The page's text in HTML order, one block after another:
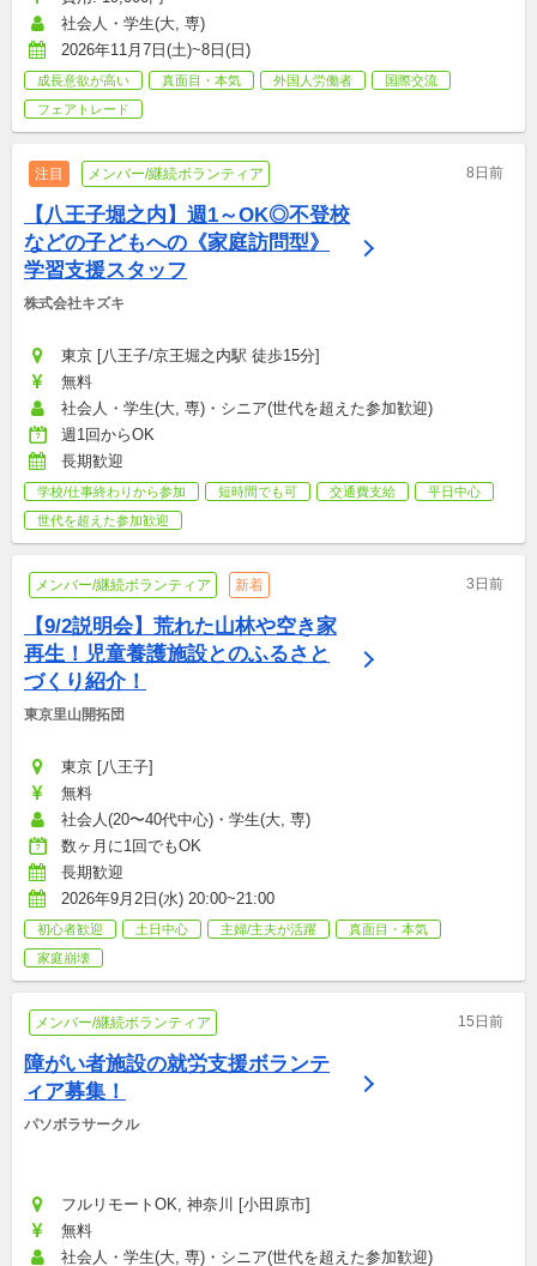
社会人・学生(大, 専)
2026年11月7日(土)~8日(日)
成長意欲が高い 真面目・本気 外国人労働者
国際交流
フェアトレード
注目 メンバー/継続ボランティア 8日前
【八王子堀之内】週1～OK◎不登校
などの子どもへの《家庭訪問型》
学習支援スタッフ
株式会社キズキ
東京 [八王子/京王堀之内駅 徒歩15分]
無料
社会人・学生(大, 専)・シニア(世代を超えた参加歓迎)
週1回からOK
長期歓迎
学校/仕事終わりから参加 短時間でも可 交通費支給
平日中心
世代を超えた参加歓迎
メンバー/継続ボランティア 新着 3日前
【9/2説明会】荒れた山林や空き家
再生！児童養護施設とのふるさと
づくり紹介！
東京里山開拓団
東京 [八王子]
無料
社会人(20〜40代中心)・学生(大, 専)
数ヶ月に1回でもOK
長期歓迎
2026年9月2日(水) 20:00~21:00
初心者歓迎 土日中心 主婦/主夫が活躍
真面目・本気
家庭崩壊
メンバー/継続ボランティア 15日前
障がい者施設の就労支援ボランテ
ィア募集！
パソボラサークル
フルリモートOK, 神奈川 [小田原市]
無料
社会人・学生(大, 専)・シニア(世代を超えた参加歓迎)